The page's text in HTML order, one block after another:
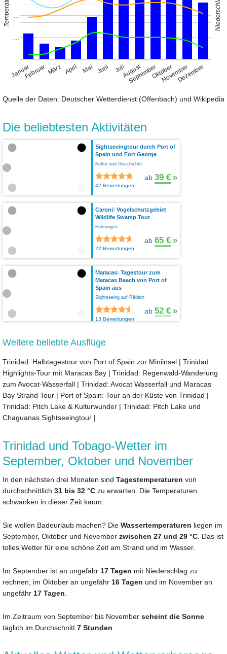
JanuarFebruar März April Mai Juni JuliAugust
SeptemberOktober
NovemberDezember
Quelle der Daten: Deutscher Wetterdienst (Offenbach) und Wikipedia
Die beliebtesten Aktivitäten
Sightseeingtour durch Port of
Spain und Fort George
Kultur und Geschichte
42 Bewertungen
ab 39 € »
Caroni: Vogelschutzgebiet
Wildlife Swamp Tour
Führungen
22 Bewertungen
ab 65 € »
Maracas: Tagestour zum
Maracas Beach von Port of
Spain aus
Sightseeing auf Rädern
13 Bewertungen
ab 52 € »
Weitere beliebte Ausflüge
Trinidad: Halbtagestour von Port of Spain zur Miniinsel | Trinidad:
Highlights-Tour mit Maracas Bay | Trinidad: Regenwald-Wanderung
zum Avocat-Wasserfall | Trinidad: Avocat Wasserfall und Maracas
Bay Strand Tour | Port of Spain: Tour an der Küste von Trinidad |
Trinidad: Pitch Lake & Kulturwunder | Trinidad: Pitch Lake und
Chaguanas Sightseeingtour |
Trinidad und Tobago-Wetter im
September, Oktober und November
In den nächsten drei Monaten sind Tagestemperaturen von
durchschnittlich 31 bis 32 °C zu erwarten. Die Temperaturen
schwanken in dieser Zeit kaum.
Sie wollen Badeurlaub machen? Die Wassertemperaturen liegen im
September, Oktober und November zwischen 27 und 29 °C . Das ist
tolles Wetter für eine schöne Zeit am Strand und im Wasser.
Im September ist an ungefähr 17 Tagen mit Niederschlag zu
rechnen, im Oktober an ungefähr 16 Tagen und im November an
ungefähr 17 Tagen
Im Zeitraum von September bis November scheint die Sonne
täglich im Durchschnitt 7 Stunden